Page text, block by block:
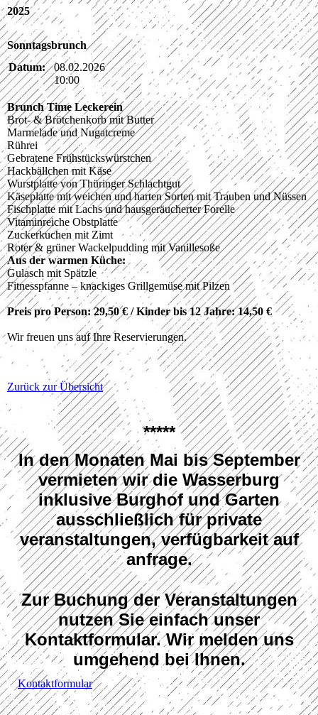
2025
Sonntagsbrunch
Datum:
08.02.2026
10:00
Brunch Time Leckerein
Brot- & Brötchenkorb mit Butter
Marmelade und Nugatcreme
Rührei
Gebratene Frühstückswürstchen
Hackbällchen mit Käse
Wurstplatte von Thüringer Schlachtgut
Käseplatte mit weichen und harten Sorten mit Trauben und Nüssen
Fischplatte mit Lachs und hausgeräucherter Forelle
Vitaminreiche Obstplatte
Zuckerkuchen mit Zimt
Roter & grüner Wackelpudding mit Vanillesoße
Aus der warmen Küche:
Gulasch mit Spätzle
Fitnesspfanne – knackiges Grillgemüse mit Pilzen
Preis pro Person: 29,50 € / Kinder bis 12 Jahre: 14,50 €
Wir freuen uns auf Ihre Reservierungen.
Zurück zur Übersicht
*****
In den Monaten Mai bis September
vermieten wir die Wasserburg
inklusive Burghof und Garten
ausschließlich für private
veranstaltungen, verfügbarkeit auf
anfrage.
Zur Buchung der Veranstaltungen
nutzen Sie einfach unser
Kontaktformular. Wir melden uns
umgehend bei Ihnen.
Kontaktformular